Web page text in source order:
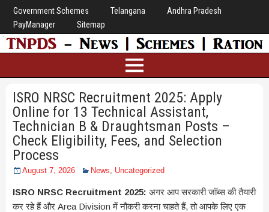
Government Schemes Telangana
Andhra Pradesh
PayManager
Sitemap
ISRO NRSC Recruitment 2025: Apply
Online for 13 Technical Assistant,
Technician B & Draughtsman Posts –
Check Eligibility, Fees, and Selection
Process
August 7, 2026 News Uncategorized
ISRO NRSC Recruitment 2025: अगर आप सरकारी जॉब्स की तैयारी
कर रहे हैं और Area Division में नौकरी करना चाहते हैं, तो आपके लिए एक